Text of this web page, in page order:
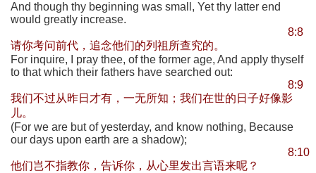
And though thy beginning was small, Yet thy latter end
would greatly increase.
8:8
请你考问前代，追念他们的列祖所查究的。
For inquire, I pray thee, of the former age, And apply thyself
to that which their fathers have searched out:
8:9
我们不过从昨日才有，一无所知；我们在世的日子好像影
儿。
(For we are but of yesterday, and know nothing, Because
our days upon earth are a shadow);
8:10
他们岂不指教你，告诉你，从心里发出言语来呢？